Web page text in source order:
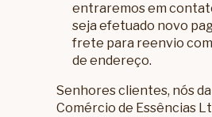
entraremos em
seja efetuado novo
frete para reenvio
de endereço.
Senhores clientes, nós
Comércio de Essências